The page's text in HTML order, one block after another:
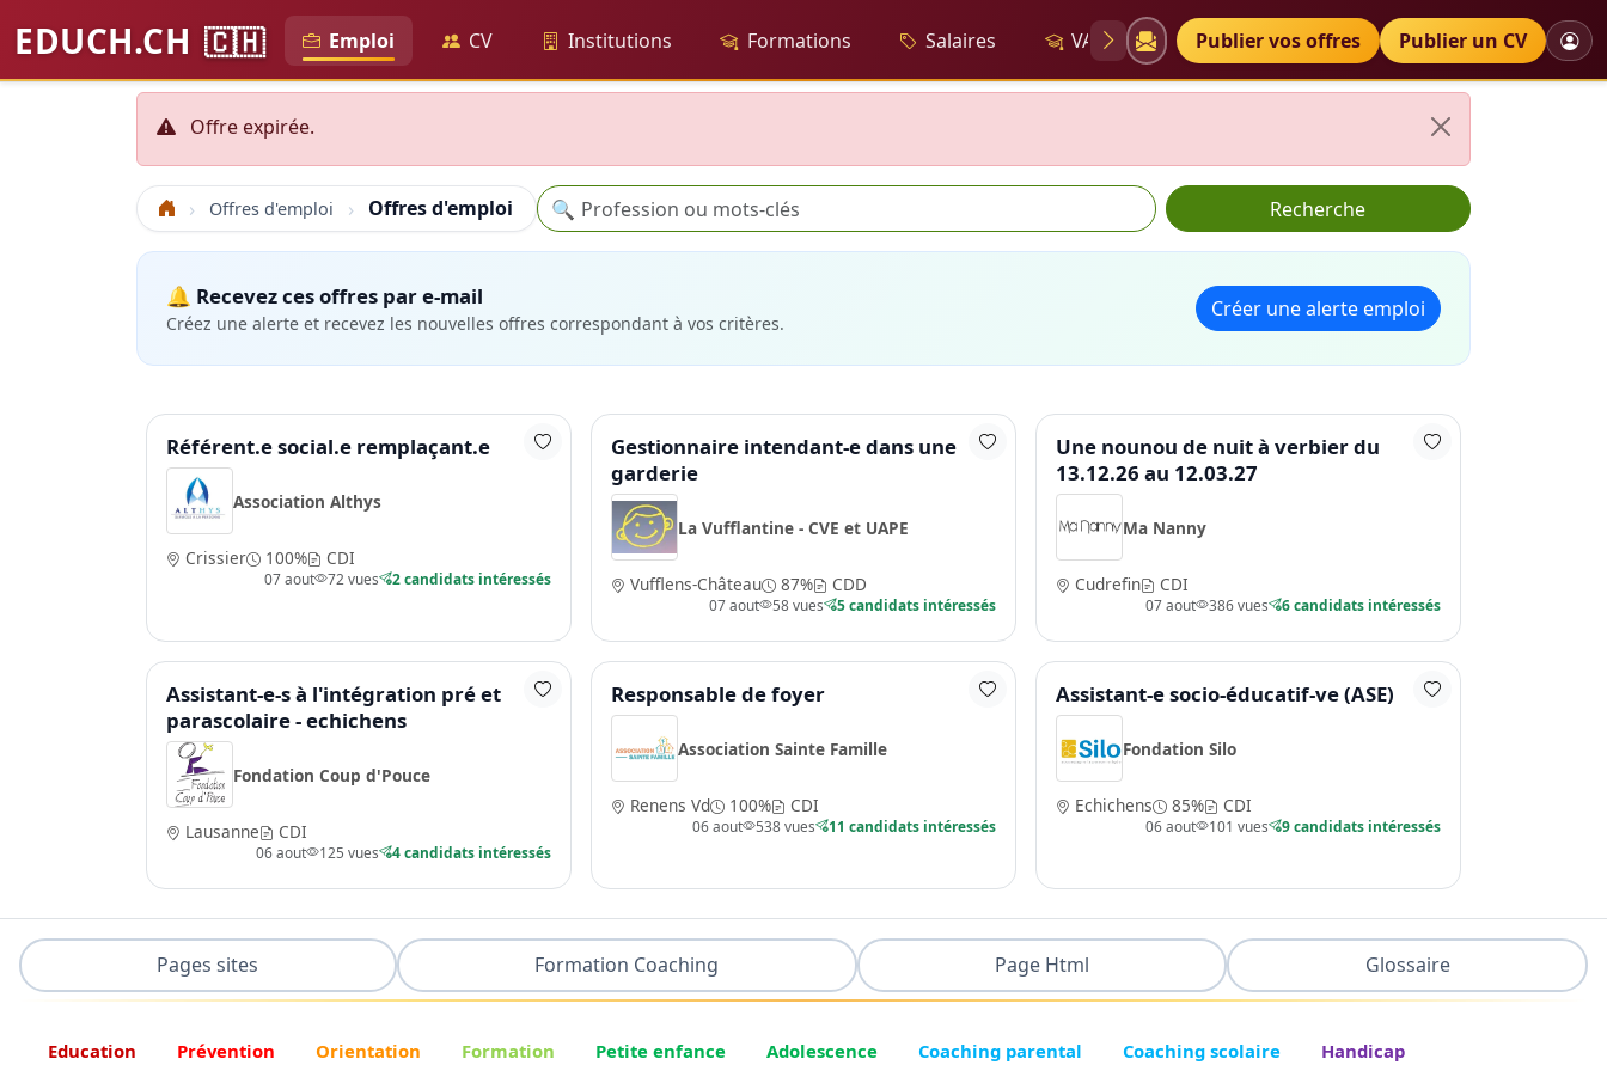
EDUCH.CH 🇨🇭 Emploi CV Institutions Formations Salaires VAE Diplômes Petites annonces
Publier vos offres Publier un CV
Offre expirée.
Accueil Offres d'emploi Offres d'emploi Recherche
🔍 Recherche
🔔 Recevez ces offres par e-mail
Créez une alerte et recevez les nouvelles offres correspondant à vos critères.
Créer une alerte emploi
Référent.e social.e remplaçant.e
Association Althys
Crissier 100% CDI
07 aout 72 vues 2 candidats intéressés
Gestionnaire intendant-e dans une
garderie
La Vufflantine - CVE et UAPE
Vufflens-Château 87% CDD
07 aout 58 vues 5 candidats intéressés
Une nounou de nuit à verbier du
13.12.26 au 12.03.27
Ma Nanny
Cudrefin CDI
07 aout 386 vues 6 candidats intéressés
Assistant-e-s à l'intégration pré et
parascolaire - echichens
Fondation Coup d'Pouce
Lausanne CDI
06 aout 125 vues 4 candidats intéressés
Responsable de foyer
Association Sainte Famille
Renens Vd 100% CDI
06 aout 538 vues 11 candidats intéressés
Assistant-e socio-éducatif-ve (ASE)
Fondation Silo
Echichens 85% CDI
06 aout 101 vues 9 candidats intéressés
Pages sites Formation Coaching Page Html Glossaire
Education Prévention Orientation Formation Petite enfance Adolescence Coaching parental Coaching scolaire Handicap